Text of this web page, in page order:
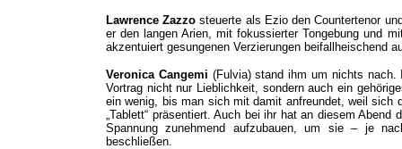
Lawrence Zazzo steuerte als Ezio den Countertenor
er den langen Arien, mit fokussierter Tongebung und
akzentuiert gesungenen Verzierungen beifallheischend
Veronica Cangemi (Fulvia) stand ihm um nichts nach.
Vortrag nicht nur Lieblichkeit, sondern auch ein
ein wenig, bis man sich mit damit anfreundet, weil sich
„Tablett“ präsentiert. Auch bei ihr hat an diesem
Spannung zunehmend aufzubauen, um sie – je
beschließen.